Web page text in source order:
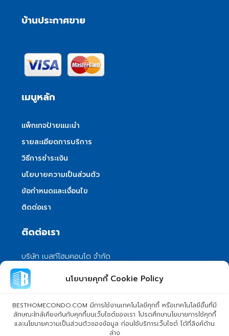
นโยบายคุกกี้ Cookie Policy
BESTHOMECONDO.COM มีการใช้งานเทคโนโลยีคุกกี้ หรือเทคโนโลยีอื่นที่มี
ลักษณะใกล้เคียงกันกับคุกกี้บนเว็บไซต์ของเรา โปรดศึกษานโยบายการใช้คุกกี้
และนโยบายความเป็นส่วนตัวของข้อมูล ก่อนใช้บริการเว็บไซต์ ได้ที่ลิงค์ด้าน
ล่าง
บ้านประกาศขาย
เมนูหลัก
แพ็กเกจป้ายแนะนำ
รายละเอียดการบริการ
วิธีการชำระเงิน
นโยบายความเป็นส่วนตัว
ข้อกำหนดและเงื่อนไข
ติดต่อเรา
ติดต่อเรา
บริษัท เบสท์โฮมคอนโด จำกัด
101/399 หมู่ 7 แขวงลําผักชี เขตหนองจอก
กรุงเทพมหานคร 10530
info@besthomecondo.com